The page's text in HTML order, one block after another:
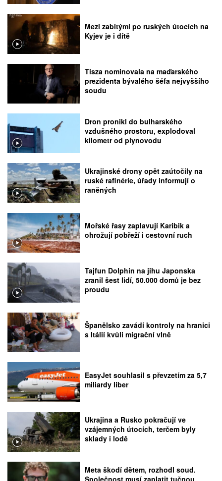
Mezi zabitými po ruských útocích na
Kyjev je i dítě
Tisza nominovala na maďarského
prezidenta bývalého šéfa nejvyššího
soudu
Dron pronikl do bulharského
vzdušného prostoru, explodoval
kilometr od plynovodu
Ukrajinské drony opět zaútočily na
ruské rafinérie, úřady informují o
raněných
Mořské řasy zaplavují Karibik a
ohrožují pobřeží i cestovní ruch
Tajfun Dolphin na jihu Japonska
zranil šest lidí, 50.000 domů je bez
proudu
Španělsko zavádí kontroly na hranici
s Itálií kvůli migrační vlně
EasyJet souhlasil s převzetím za 5,7
miliardy liber
Ukrajina a Rusko pokračují ve
vzájemných útocích, terčem byly
sklady i lodě
Meta škodí dětem, rozhodl soud.
Společnost musí zaplatit tučnou